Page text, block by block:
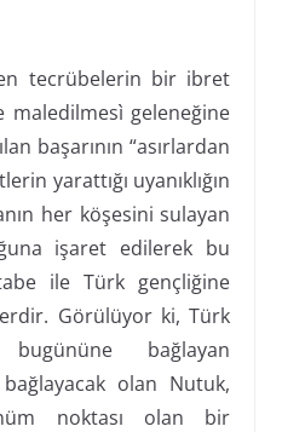
tecrübelerin bir ibret
geleneğine
başarının “asırlardan
yarattığı uyanıklığın
her köşesini sulayan
işaret edilerek bu
ile Türk gençliğine
Görülüyor ki, Türk
bağlayan
olan Nutuk,
noktası olan bir